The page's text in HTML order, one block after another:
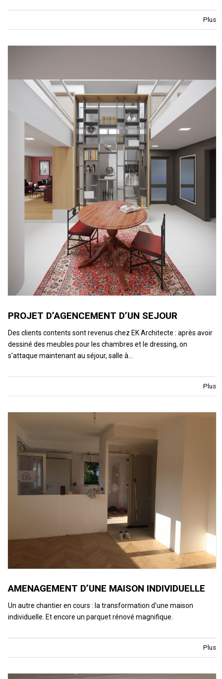
Plus
PROJET D’AGENCEMENT D’UN SEJOUR
Des clients contents sont revenus chez EK Architecte : après avoir
dessiné des meubles pour les chambres et le dressing, on
s'attaque maintenant au séjour, salle à…
Plus
AMENAGEMENT D’UNE MAISON INDIVIDUELLE
Un autre chantier en cours : la transformation d'une maison
individuelle. Et encore un parquet rénové magnifique.
Plus